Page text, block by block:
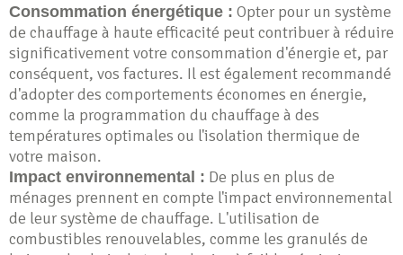
Consommation énergétique : Opter pour un système
de chauffage à haute efficacité peut contribuer à réduire
significativement votre consommation d'énergie et, par
conséquent, vos factures. Il est également recommandé
d'adopter des comportements économes en énergie,
comme la programmation du chauffage à des
températures optimales ou l'isolation thermique de
votre maison.
Impact environnemental : De plus en plus de
ménages prennent en compte l'impact environnemental
de leur système de chauffage. L'utilisation de
combustibles renouvelables, comme les granulés de